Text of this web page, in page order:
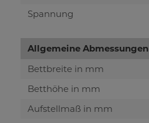
Spannung
Allgemeine Abmessungen
Bettbreite in mm
Betthöhe in mm
Aufstellmaß in mm